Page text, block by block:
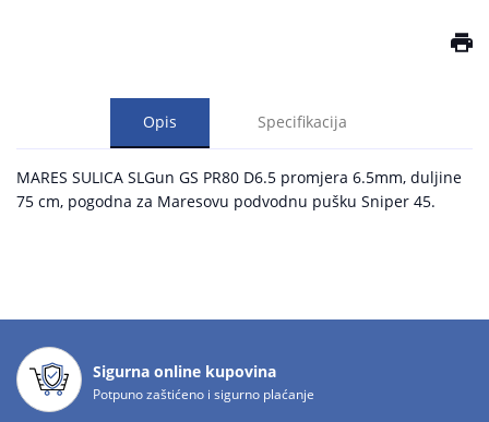
Opis Specifikacija
MARES SULICA SLGun GS PR80 D6.5 promjera 6.5mm, duljine
75 cm, pogodna za Maresovu podvodnu pušku Sniper 45.
Sigurna online kupovina
Potpuno zaštićeno i sigurno plaćanje